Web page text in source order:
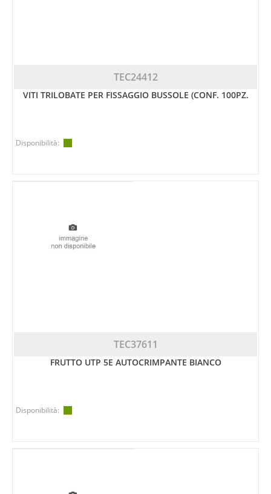
TEC24412
VITI TRILOBATE PER FISSAGGIO BUSSOLE (CONF. 100PZ.
Disponibilità:
TEC37611
FRUTTO UTP 5E AUTOCRIMPANTE BIANCO
Disponibilità: